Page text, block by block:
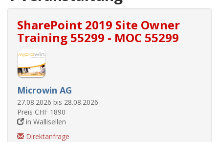
SharePoint 2019 Site Owner
Training 55299 - MOC 55299
Microwin AG
27.08.2026 bis 28.08.2026
Preis CHF 1890
in Wallisellen
Direktanfrage